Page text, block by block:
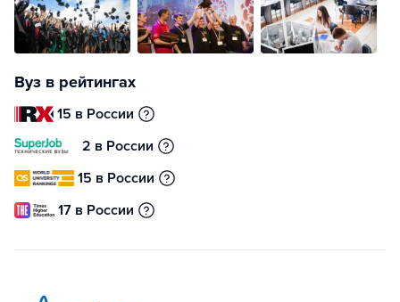
Вуз в рейтингах
15 в России
2 в России
15 в России
17 в России